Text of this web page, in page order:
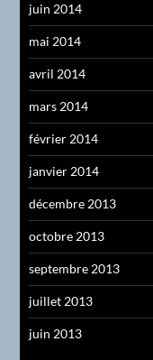
juin 2014
mai 2014
avril 2014
mars 2014
février 2014
janvier 2014
décembre 2013
octobre 2013
septembre 2013
juillet 2013
juin 2013